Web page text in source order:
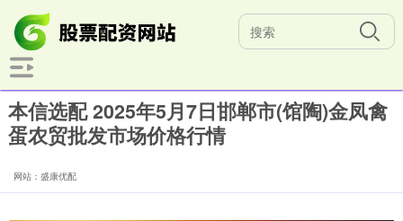
本信选配 2025年5月7日邯郸市(馆陶)金凤禽
蛋农贸批发市场价格行情
网站：盛康优配